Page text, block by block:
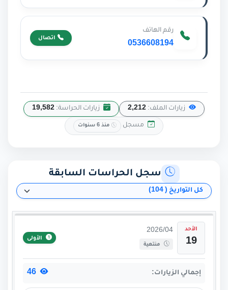
رقم الهاتف
0536608194
اتصال
زيارات الملف: 2,212 زيارات الحراسة: 19,582
مسجل منذ 6 سنوات
سجل الحراسات السابقة
الأحد
19
2026/04
منتهية
الأولى
إجمالي الزيارات: